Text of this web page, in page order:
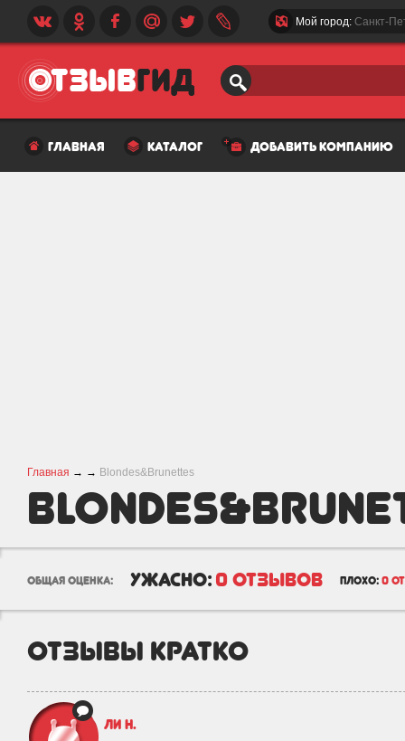
Мой город: Санкт-
главная каталог добавить компанию
Главная → → Blondes&Brunettes
общая оценка: ужасно: 0 отзывов плохо: 0
отзывы кратко
Ли Н.